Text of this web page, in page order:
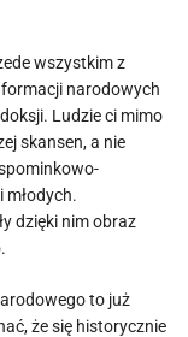
wszystkim z
narodowych
Ludzie ci mimo
skansen, a nie
młodych.
dzięki nim obraz
to już
że się historycznie